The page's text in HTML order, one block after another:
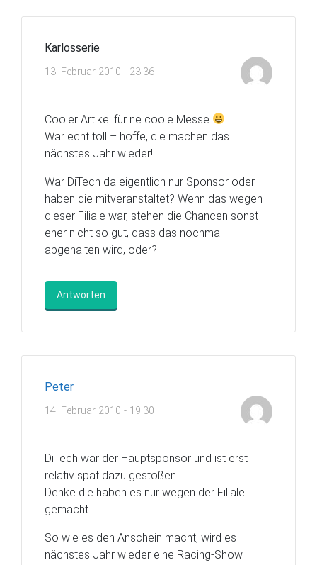
Karlosserie
13. Februar 2010 - 23:36
Cooler Artikel für ne coole Messe
War echt toll – hoffe, die machen das
nächstes Jahr wieder!
War DiTech da eigentlich nur Sponsor oder
haben die mitveranstaltet? Wenn das wegen
dieser Filiale war, stehen die Chancen sonst
eher nicht so gut, dass das nochmal
abgehalten wird, oder?
Antworten
Peter
14. Februar 2010 - 19:30
DiTech war der Hauptsponsor und ist erst
relativ spät dazu gestoßen.
Denke die haben es nur wegen der Filiale
gemacht.
So wie es den Anschein macht, wird es
nächstes Jahr wieder eine Racing-Show